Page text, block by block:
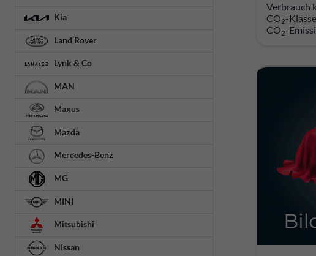
Verbrauch
CO2-
CO2-
Kia
Land Rover
Lynk & Co
MAN
Maxus
Mazda
Mercedes-Benz
MG
MINI
Mitsubishi
Nissan